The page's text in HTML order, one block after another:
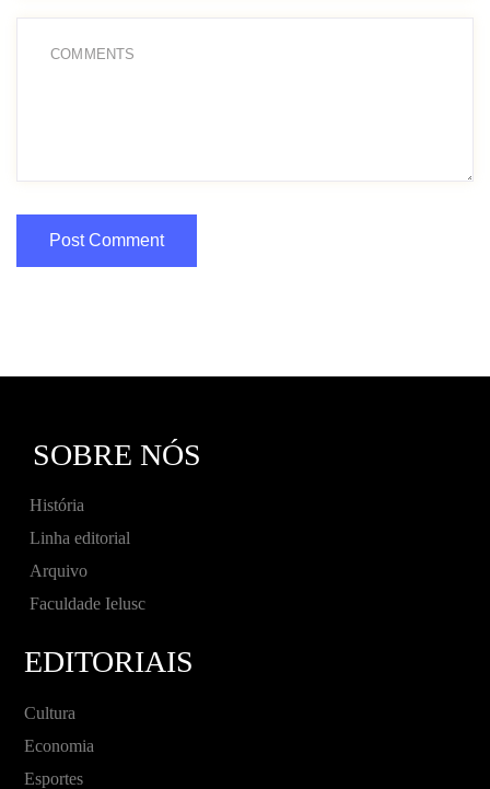
SOBRE NÓS
História
Linha editorial
Arquivo
Faculdade Ielusc
EDITORIAIS
Cultura
Economia
Esportes